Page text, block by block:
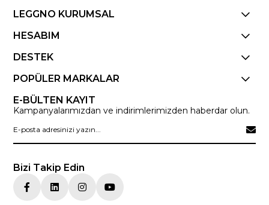
LEGGNO KURUMSAL
HESABIM
DESTEK
POPÜLER MARKALAR
E-BÜLTEN KAYIT
Kampanyalarımızdan ve indirimlerimizden haberdar olun.
Bizi Takip Edin